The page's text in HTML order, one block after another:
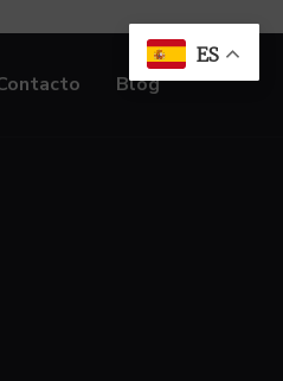
Blog
ES